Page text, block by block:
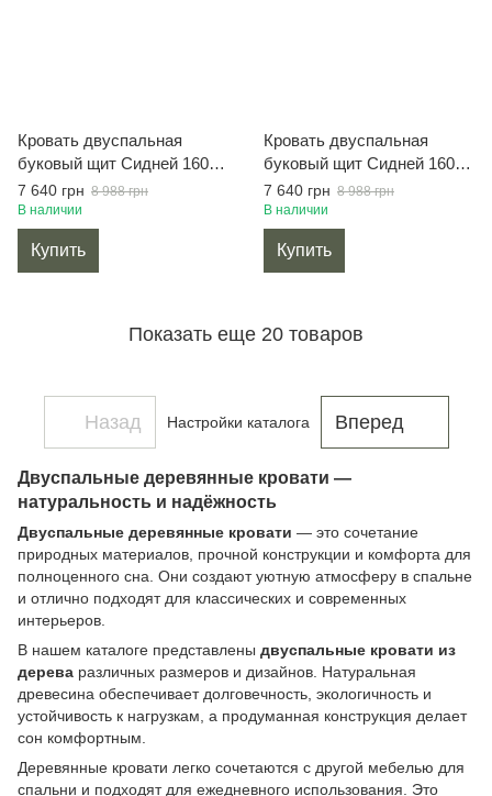
Кровать двуспальная
буковый щит Сидней 160-
200 см орех
7 640 грн 8 988 грн
В наличии
Купить
Кровать двуспальная
буковый щит Сидней 160-
200 см белая
7 640 грн 8 988 грн
В наличии
Купить
Показать еще 20 товаров
Назад Настройки каталога Вперед
Двуспальные деревянные кровати —
натуральность и надёжность
Двуспальные деревянные кровати — это сочетание
природных материалов, прочной конструкции и комфорта для
полноценного сна. Они создают уютную атмосферу в спальне
и отлично подходят для классических и современных
интерьеров.
В нашем каталоге представлены двуспальные кровати из
дерева различных размеров и дизайнов. Натуральная
древесина обеспечивает долговечность, экологичность и
устойчивость к нагрузкам, а продуманная конструкция делает
сон комфортным.
Деревянные кровати легко сочетаются с другой мебелью для
спальни и подходят для ежедневного использования. Это